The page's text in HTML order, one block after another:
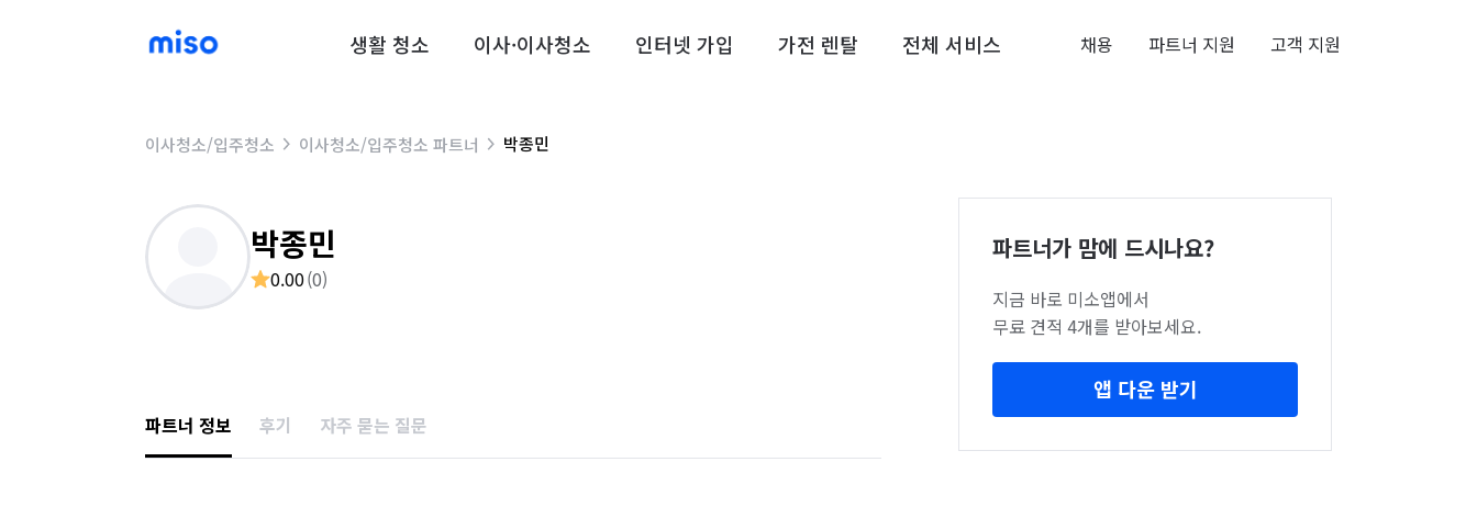
생활 청소 이사·이사청소 인터넷 가입 가전 렌탈 전체 서비스 채용 파트너 지원 고객 지원
이사청소/입주청소 이사청소/입주청소 파트너 박종민
박종민
0.00(0)
파트너 정보 후기 자주 묻는 질문
파트너가 맘에 드시나요?
지금 바로 미소앱에서
무료 견적 4개를 받아보세요.
앱 다운 받기